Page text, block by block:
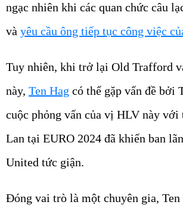
ngạc nhiên khi các quan chức câu
và yêu cầu ông tiếp tục công việc
Tuy nhiên, khi trở lại Old Trafford
này, Ten Hag có thể gặp vấn đề bởi
cuộc phỏng vấn của vị HLV này với
Lan tại EURO 2024 đã khiến ban
United tức giận.
Đóng vai trò là một chuyên gia,